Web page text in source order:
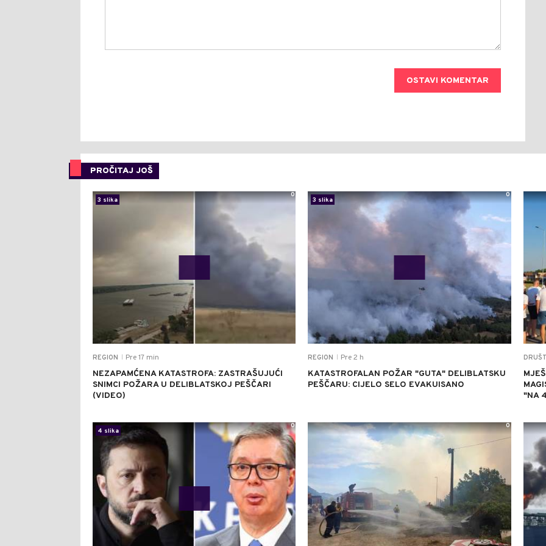
OSTAVI KOMENTAR
PROČITAJ JOŠ
REGION Pre 17 min
NEZAPAMĆENA KATASTROFA: ZASTRAŠUJUĆI
SNIMCI POŽARA U DELIBLATSKOJ PEŠČARI
(VIDEO)
3 slika
0
REGION Pre 2 h
KATASTROFALAN POŽAR "GUTA" DELIBLATSKU
PEŠČARU: CIJELO SELO EVAKUISANO
3 slika
0
"NA
4 slika
0 0